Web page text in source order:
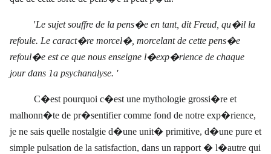
'Le sujet souffre de la pens�e en tant, dit Freud, qu�il la
refoule. Le caract�re morcel�, morcelant de cette pens�e
refoul�e est ce que nous enseigne l�exp�rience de chaque
jour dans 1a psychanalyse. '
C�est pourquoi c�est une mythologie grossi�re et
malhonn�te de pr�sentifier comme fond de notre exp�rience,
je ne sais quelle nostalgie d�une unit� primitive, d�une pure et
simple pulsation de la satisfaction, dans un rapport � l�autre qui